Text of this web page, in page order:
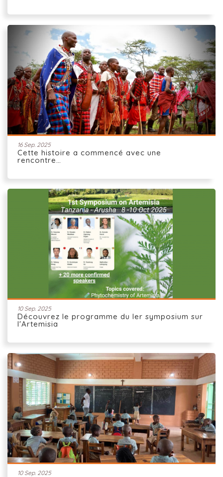
16 Sep. 2025
Cette histoire a commencé avec une
rencontre…
10 Sep. 2025
Découvrez le programme du Ier symposium sur
l'Artemisia
10 Sep. 2025